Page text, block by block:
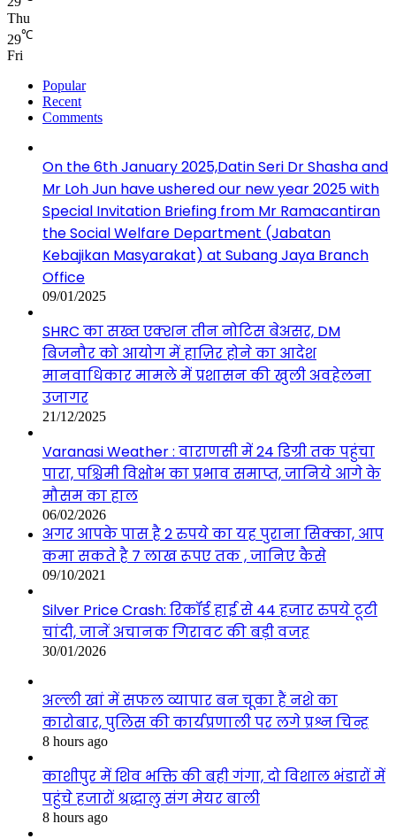
Thu
29℃
Fri
Popular
Recent
Comments
On the 6th January 2025,Datin Seri Dr Shasha and
Mr Loh Jun have ushered our new year 2025 with
Special Invitation Briefing from Mr Ramacantiran
the Social Welfare Department (Jabatan
Kebajikan Masyarakat) at Subang Jaya Branch
Office
09/01/2025
SHRC का सख्त एक्शन तीन नोटिस बेअसर, DM
बिजनौर को आयोग में हाज़िर होने का आदेश
मानवाधिकार मामले में प्रशासन की खुली अवहेलना
उजागर
21/12/2025
Varanasi Weather : वाराणसी में 24 डिग्री तक पहुंचा
पारा, पश्चिमी विक्षोभ का प्रभाव समाप्त, जानिये आगे के
मौसम का हाल
06/02/2026
अगर आपके पास है 2 रुपये का यह पुराना सिक्का, आप
कमा सकते है 7 लाख रूपए तक , जानिए कैसे
09/10/2021
Silver Price Crash: रिकॉर्ड हाई से 44 हजार रुपये टूटी
चांदी, जानें अचानक गिरावट की बड़ी वजह
30/01/2026
अल्ली खां में सफल व्यापार बन चूका हैं नशे का
कारोबार, पुलिस की कार्यप्रणाली पर लगे प्रश्न चिन्ह
8 hours ago
काशीपुर में शिव भक्ति की बही गंगा, दो विशाल भंडारों में
पहुंचे हजारों श्रद्धालु संग मेयर बाली
8 hours ago